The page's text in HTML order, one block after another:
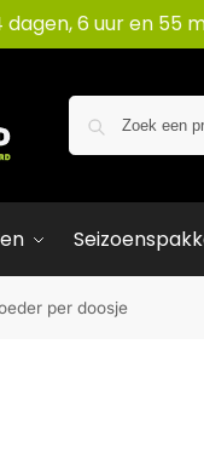
dagen, 6 uur en 55
per doosje